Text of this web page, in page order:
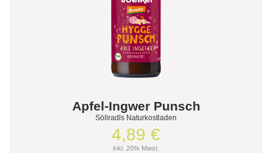
Apfel-Ingwer Punsch
Söllradls Naturkostladen
4,89 €
inkl. 20% Mwst.